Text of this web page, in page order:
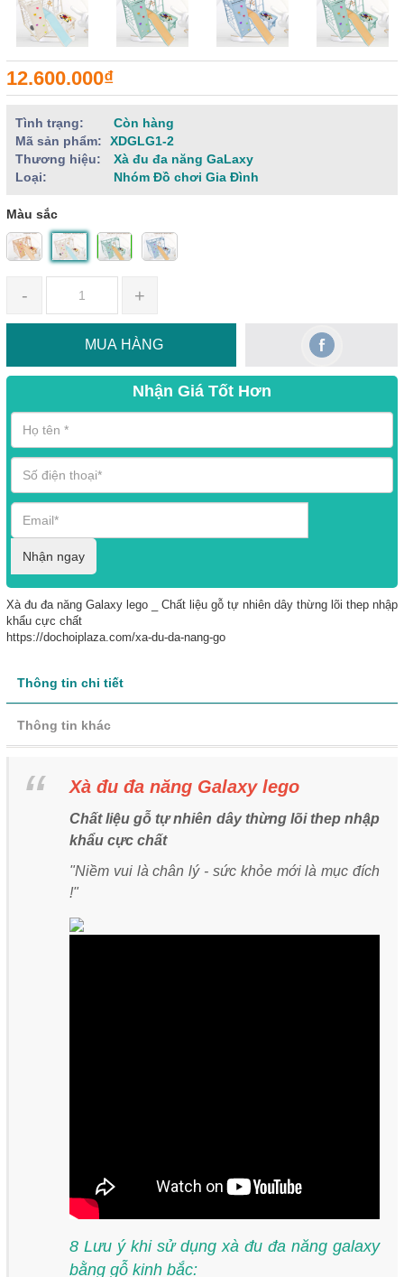
12.600.000₫
Tình trạng:
Còn hàng
Mã sản phẩm:
XDGLG1-2
Thương hiệu:
Xà đu đa năng GaLaxy
Loại:
Nhóm Đồ chơi Gia Đình
Màu sắc
- +
MUA HÀNG
Nhận Giá Tốt Hơn
Nhận ngay
Xà đu đa năng Galaxy lego _ Chất liệu gỗ tự nhiên dây thừng lõi thep nhập
khẩu cực chất
https://dochoiplaza.com/xa-du-da-nang-go
Thông tin chi tiết
Thông tin khác
Xà đu đa năng Galaxy lego
Chất liệu gỗ tự nhiên dây thừng lõi thep nhập
khẩu cực chất
"Niềm vui là chân lý - sức khỏe mới là mục đích
!"
8 Lưu ý khi sử dụng xà đu đa năng galaxy
bằng gỗ kinh bắc: